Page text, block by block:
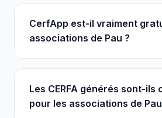
CerfApp est-il vraiment
associations de Pau ?
Les CERFA générés sont-ils
pour les associations de